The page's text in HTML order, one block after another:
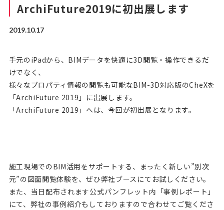
ArchiFuture2019に初出展します
2019.10.17
手元のiPadから、BIMデータを快適に3D閲覧・操作できるだ
けでなく、
様々なプロパティ情報の閲覧も可能なBIM-3D対応版のCheXを
「ArchiFuture 2019」に出展します。
「ArchiFuture 2019」へは、今回が初出展となります。
施工現場でのBIM活用をサポートする、まったく新しい”別次
元”の図面閲覧体験を、ぜひ弊社ブースにてお試しください。
また、当日配布されます公式パンフレット内「事例レポート」
にて、弊社の事例紹介もしておりますので合わせてご覧くださ